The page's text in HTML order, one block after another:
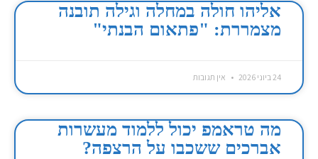
אליהו חולה במחלה וגילה תובנה
מצמררת: "פתאום הבנתי"
24 ביוני 2026 אין תגובות
מה טראמפ יכול ללמוד מעשרות
אברכים ששכבו על הרצפה?